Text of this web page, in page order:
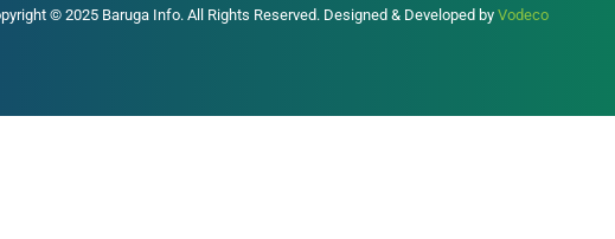
© 2025 Baruga Info. All Rights Reserved. Designed & Developed by Vodeco